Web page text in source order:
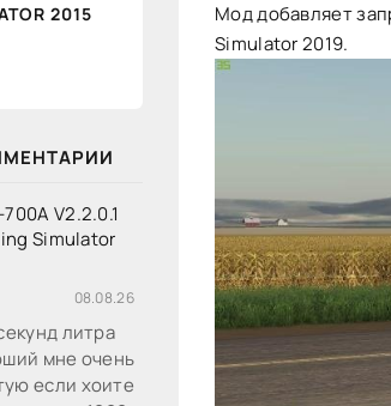
2015
V2.2.0.1
Simulator
08.08.26
литра
мне очень
если хоите
Мод добавляет
Simulator 2019.